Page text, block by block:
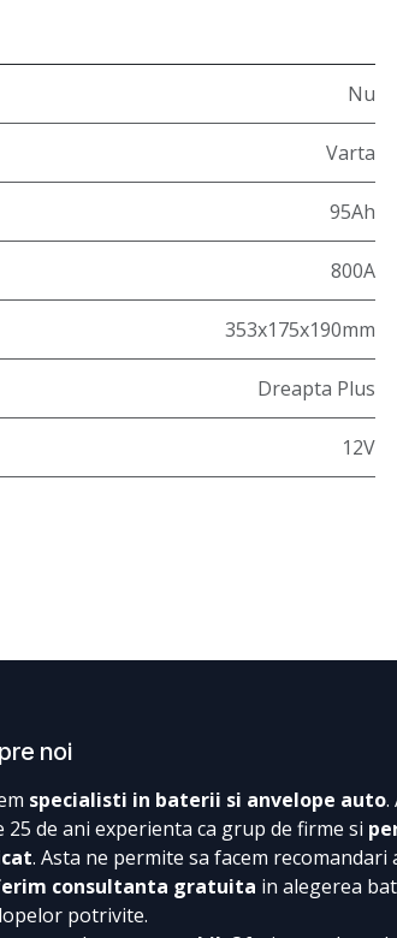
Nu
Varta
95Ah
800A
353x175x190mm
Dreapta Plus
12V
noi
specialisti in baterii si anvelope auto.
25 de ani experienta ca grup de firme si
. Asta ne permite sa facem recomandari
consultanta gratuita in alegerea
potrivite.